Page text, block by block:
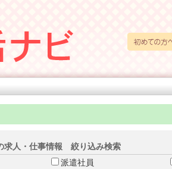
求人・仕事情報 絞り込み検索
派遣社員